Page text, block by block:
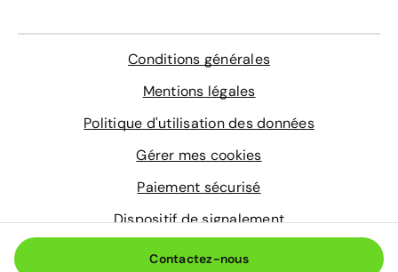
Contactez-nous
Conditions générales
Mentions légales
Politique d'utilisation des données
Gérer mes cookies
Paiement sécurisé
Dispositif de signalement
© 2026 Aramisauto.com